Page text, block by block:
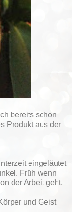
bereits schon
Produkt aus der
eingeläutet
Früh wenn
der Arbeit geht,
und Geist